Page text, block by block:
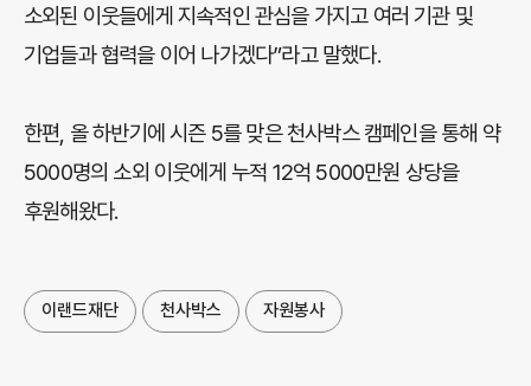
소외된 이웃들에게 지속적인 관심을 가지고 여러 기관 및
기업들과 협력을 이어 나가겠다”라고 말했다.
한편, 올 하반기에 시즌 5를 맞은 천사박스 캠페인을 통해 약
5000명의 소외 이웃에게 누적 12억 5000만원 상당을
후원해왔다.
이랜드재단 천사박스 자원봉사